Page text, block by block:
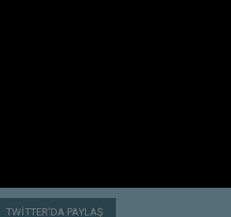
TWITTER'DA PAYLAŞ